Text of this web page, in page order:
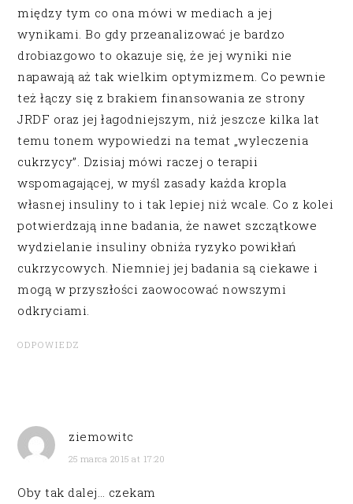
między tym co ona mówi w mediach a jej
wynikami. Bo gdy przeanalizować je bardzo
drobiazgowo to okazuje się, że jej wyniki nie
napawają aż tak wielkim optymizmem. Co pewnie
też łączy się z brakiem finansowania ze strony
JRDF oraz jej łagodniejszym, niż jeszcze kilka lat
temu tonem wypowiedzi na temat „wyleczenia
cukrzycy”. Dzisiaj mówi raczej o terapii
wspomagającej, w myśl zasady każda kropla
własnej insuliny to i tak lepiej niż wcale. Co z kolei
potwierdzają inne badania, że nawet szczątkowe
wydzielanie insuliny obniża ryzyko powikłań
cukrzycowych. Niemniej jej badania są ciekawe i
mogą w przyszłości zaowocować nowszymi
odkryciami.
ODPOWIEDZ
ziemowitc
25 marca 2015 at 17:20
Oby tak dalej… czekam